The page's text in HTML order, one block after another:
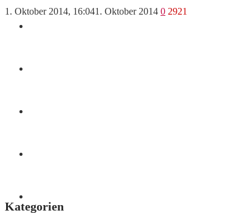
1. Oktober 2014, 16:041. Oktober 2014 0 2921
Kategorien